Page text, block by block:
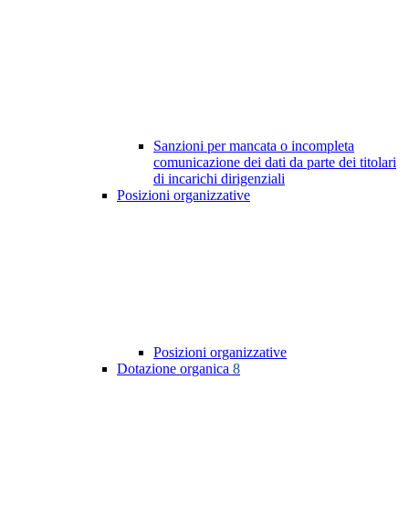
Sanzioni per mancata o incompleta
comunicazione dei dati da parte dei titolari
di incarichi dirigenziali
Posizioni organizzative
Posizioni organizzative
Dotazione organica 8